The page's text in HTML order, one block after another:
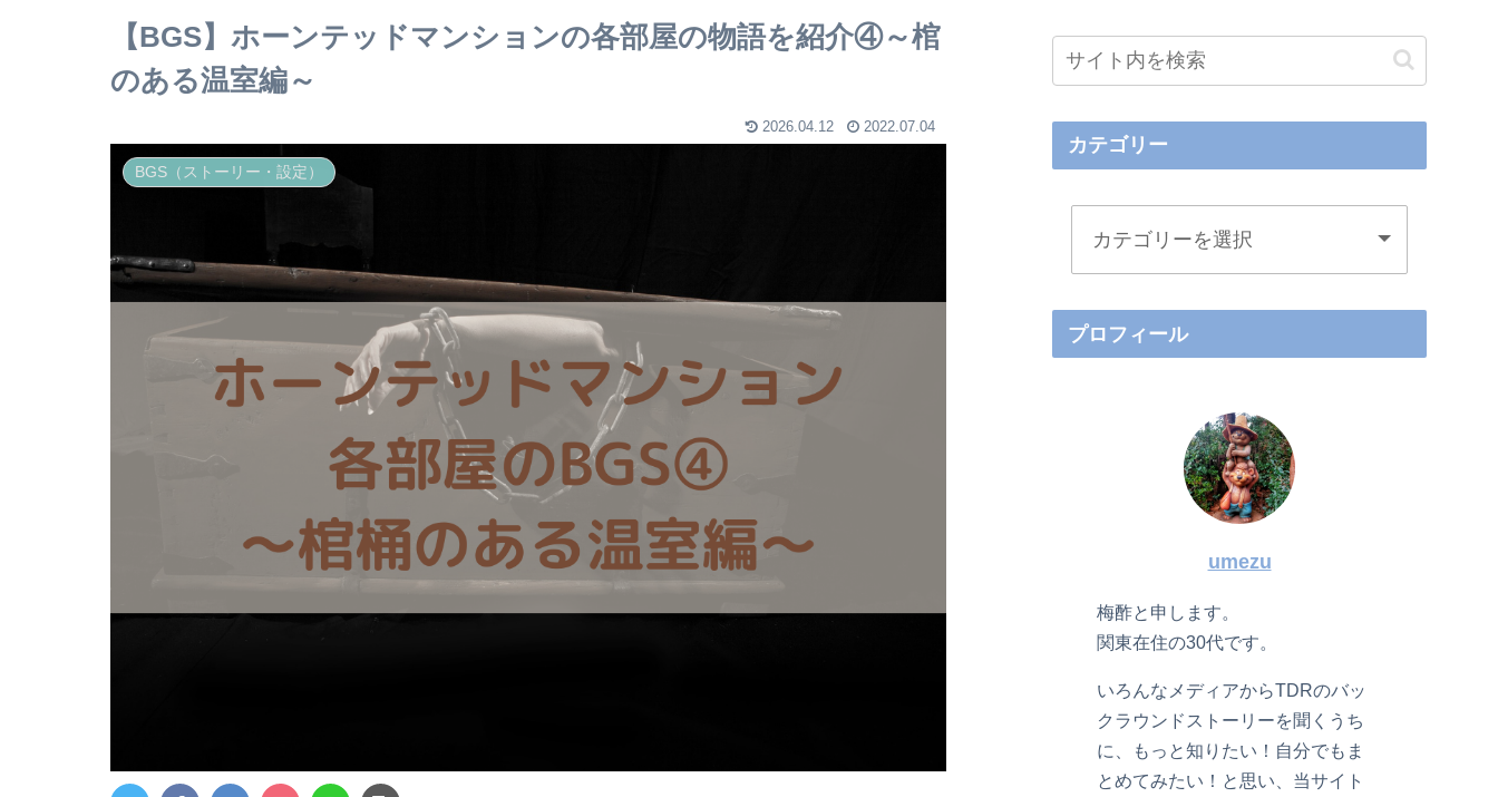
【BGS】ホーンテッドマンションの各部屋の物語を紹介④～棺
のある温室編～
2026.04.12 2022.07.04
BGS（ストーリー・設定）
カテゴリー
プロフィール
umezu
梅酢と申します。
関東在住の30代です。
いろんなメディアからTDRのバッ
クラウンドストーリーを聞くうち
に、もっと知りたい！自分でもま
とめてみたい！と思い、当サイト